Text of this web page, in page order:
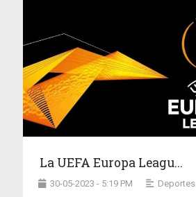
La UEFA Europa Leagu...
30-05-2023 - 5:19 PM Deportes